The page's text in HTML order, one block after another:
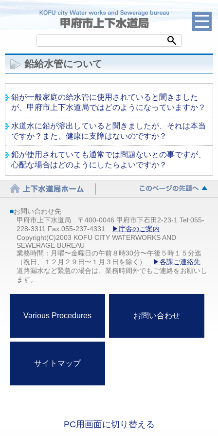
search
鉛給水管について
鉛が一般家庭の給水管に使用されていると聞きました
が、甲府市上下水道局ではどのようになっていますか？
水道水に鉛が溶出していると聞きましたが、それは本当
ですか？また、健康に支障はないのですか？
鉛が使用されていても通常では問題ないとの事ですが、
心配な場合はどのようにしたらよいですか？
■お問い合わせ先
甲府市上下水道局 〒400-0046 甲府市下石田2-23-1 Tel:055-
228-3311 Fax:055-237-4331
▶庁舎のご案内
Copyright(C)2003 KOFU CITY WATERWORKS AND
SEWERAGE BUREAU
業務時間：月曜〜金曜日の午前８時30分〜午後５時１５分迄
（祝日、１２月２９日〜１月３日を除く）
▶各課ご連絡先
道路漏水など緊急の場合は、業務時間外でもご連絡をお願いし
ます。
Various Procedures お問い合わせ
サイトマップ
PC用画面に切り替える